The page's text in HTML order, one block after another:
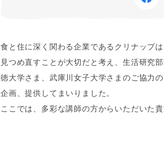
食と住に深く関わる企業であるクリナップ
見つめ直すことが大切だと考え、生活研究
徳大学さま、武庫川女子大学さまのご協力
企画、提供してまいりました。
ここでは、多彩な講師の方からいただいた